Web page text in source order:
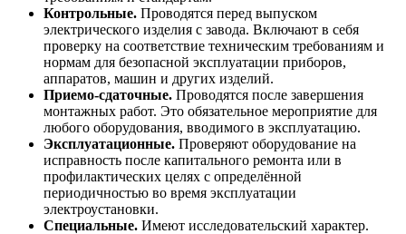
Контрольные. Проводятся перед выпуском
электрического изделия с завода. Включают в себя
проверку на соответствие техническим требованиям и
нормам для безопасной эксплуатации приборов,
аппаратов, машин и других изделий.
Приемо-сдаточные. Проводятся после завершения
монтажных работ. Это обязательное мероприятие для
любого оборудования, вводимого в эксплуатацию.
Эксплуатационные. Проверяют оборудование на
исправность после капитального ремонта или в
профилактических целях с определённой
периодичностью во время эксплуатации
электроустановки.
Специальные. Имеют исследовательский характер.